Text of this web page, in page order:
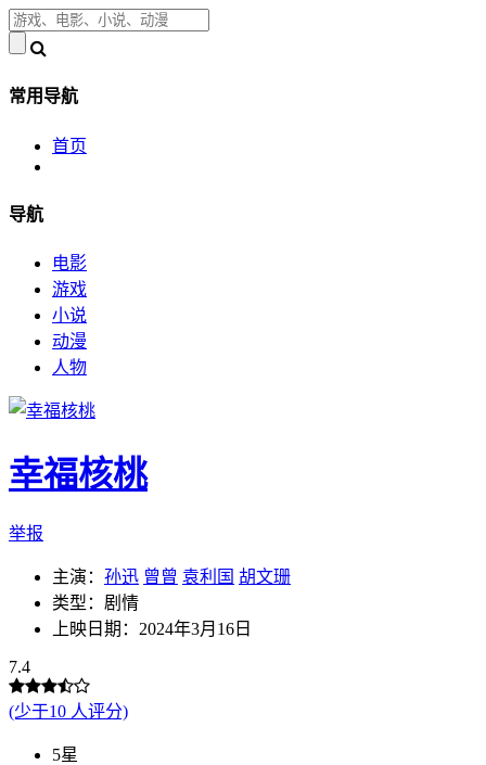
常用导航
首页
导航
电影
游戏
小说
动漫
人物
幸福核桃
举报
主演： 孙迅 曾曾 袁利国 胡文珊
类型：剧情
上映日期：2024年3月16日
7.4
(少于10 人评分)
5星